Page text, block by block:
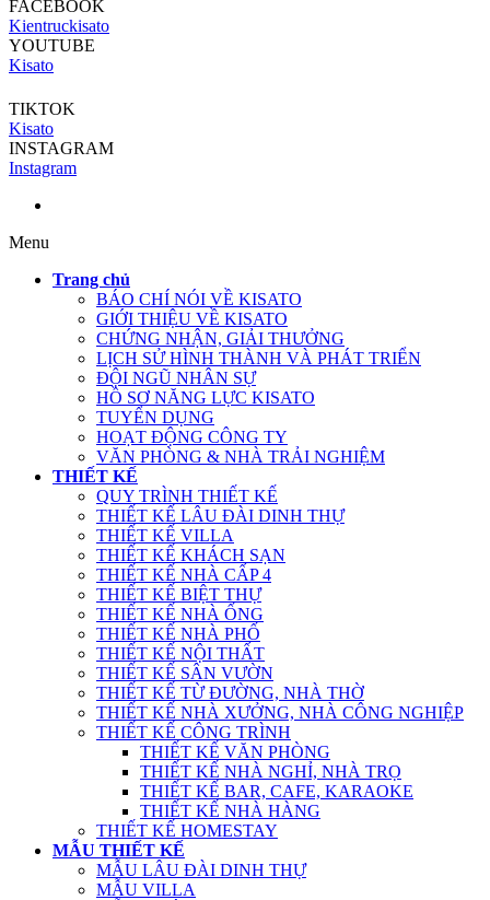
FACEBOOK
Kientruckisato
YOUTUBE
Kisato
TIKTOK
Kisato
INSTAGRAM
Instagram
Menu
Trang chủ
BÁO CHÍ NÓI VỀ KISATO
GIỚI THIỆU VỀ KISATO
CHỨNG NHẬN, GIẢI THƯỞNG
LỊCH SỬ HÌNH THÀNH VÀ PHÁT TRIỂN
ĐỘI NGŨ NHÂN SỰ
HỒ SƠ NĂNG LỰC KISATO
TUYỂN DỤNG
HOẠT ĐỘNG CÔNG TY
VĂN PHÒNG & NHÀ TRẢI NGHIỆM
THIẾT KẾ
QUY TRÌNH THIẾT KẾ
THIẾT KẾ LÂU ĐÀI DINH THỰ
THIẾT KẾ VILLA
THIẾT KẾ KHÁCH SẠN
THIẾT KẾ NHÀ CẤP 4
THIẾT KẾ BIỆT THỰ
THIẾT KẾ NHÀ ỐNG
THIẾT KẾ NHÀ PHỐ
THIẾT KẾ NỘI THẤT
THIẾT KẾ SÂN VƯỜN
THIẾT KẾ TỪ ĐƯỜNG, NHÀ THỜ
THIẾT KẾ NHÀ XƯỞNG, NHÀ CÔNG NGHIỆP
THIẾT KẾ CÔNG TRÌNH
THIẾT KẾ VĂN PHÒNG
THIẾT KẾ NHÀ NGHỈ, NHÀ TRỌ
THIẾT KẾ BAR, CAFE, KARAOKE
THIẾT KẾ NHÀ HÀNG
THIẾT KẾ HOMESTAY
MẪU THIẾT KẾ
MẪU LÂU ĐÀI DINH THỰ
MẪU VILLA